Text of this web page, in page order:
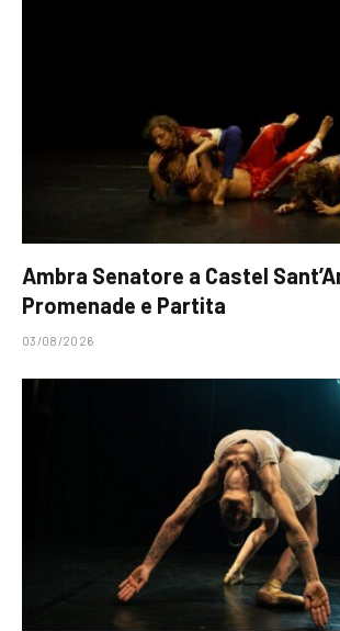
Ambra Senatore a Castel
Promenade e Partita
03/08/2026